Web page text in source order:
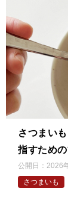
さつまい
指すため
公開日： 2026
さつまいも